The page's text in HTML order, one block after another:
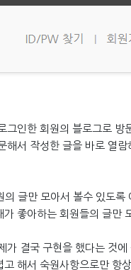
그인한 회원의 블로그로 방
해서 작성한 글을 바로 열
글만 모아서 볼수 있도록
좋아하는 회원들의 글만
가 결국 구현을 했다는 것
해서 숙원사항으로만 항